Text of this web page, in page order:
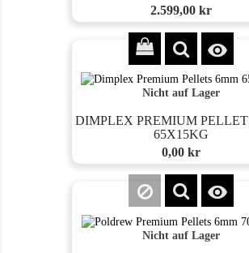
Preis
2.599,00 kr

Nicht auf Lager
DIMPLEX PREMIUM
65X15KG
Preis
0,00 kr

Nicht auf Lager